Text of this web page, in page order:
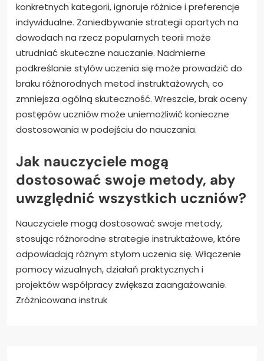
konkretnych kategorii, ignoruje różnice i preferencje
indywidualne. Zaniedbywanie strategii opartych na
dowodach na rzecz popularnych teorii może
utrudniać skuteczne nauczanie. Nadmierne
podkreślanie stylów uczenia się może prowadzić do
braku różnorodnych metod instruktażowych, co
zmniejsza ogólną skuteczność. Wreszcie, brak oceny
postępów uczniów może uniemożliwić konieczne
dostosowania w podejściu do nauczania.
Jak nauczyciele mogą
dostosować swoje metody, aby
uwzględnić wszystkich uczniów?
Nauczyciele mogą dostosować swoje metody,
stosując różnorodne strategie instruktażowe, które
odpowiadają różnym stylom uczenia się. Włączenie
pomocy wizualnych, działań praktycznych i
projektów współpracy zwiększa zaangażowanie.
Zróżnicowana instruk